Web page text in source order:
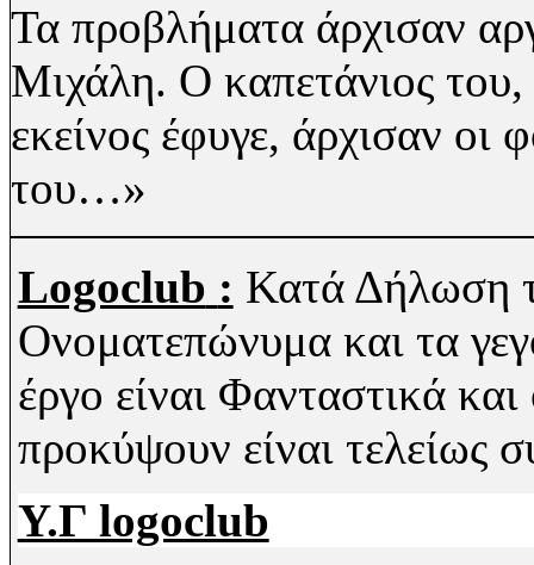
Τα προβλήματα άρχισαν
Μιχάλη. Ο καπετάνιος
εκείνος έφυγε, άρχισαν οι
του…»
Logoclub : Κατά Δήλωση
Ονοματεπώνυμα και τα
έργο είναι Φανταστικά
προκύψουν είναι τελείως
Υ.Γ logoclub